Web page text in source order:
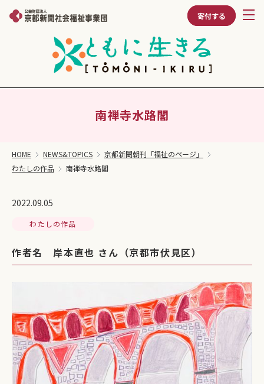
寄付する
南禅寺水路閣
HOME NEWS&TOPICS
京都新聞朝刊「福祉のページ」
わたしの作品
南禅寺水路閣
2022.09.05
わたしの作品
作者名 岸本直也 さん（京都市伏見区）